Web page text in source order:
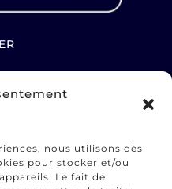
nous utilisons des
pour stocker et/ou
Le fait de